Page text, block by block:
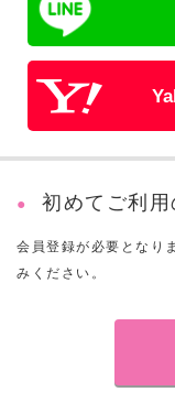
初めてご利用
会員登録が必要となり
みください。